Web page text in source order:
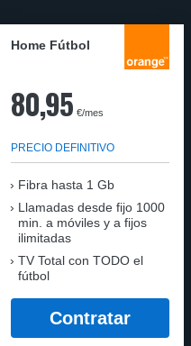
Home Fútbol
80,95 €/mes
PRECIO DEFINITIVO
Fibra hasta 1 Gb
Llamadas desde fijo 1000
min. a móviles y a fijos
ilimitadas
TV Total con TODO el
fútbol
Contratar